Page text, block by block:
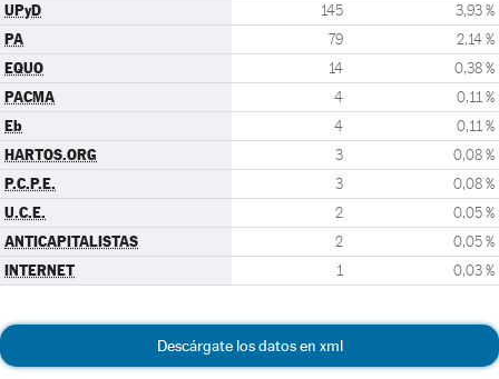
UPyD 145 3,93 %
PA 79 2,14 %
EQUO 14 0,38 %
PACMA 4 0,11 %
Eb 4 0,11 %
HARTOS.ORG 3 0,08 %
P.C.P.E. 3 0,08 %
U.C.E. 2 0,05 %
ANTICAPITALISTAS 2 0,05 %
INTERNET 1 0,03 %
Descárgate los datos en xml